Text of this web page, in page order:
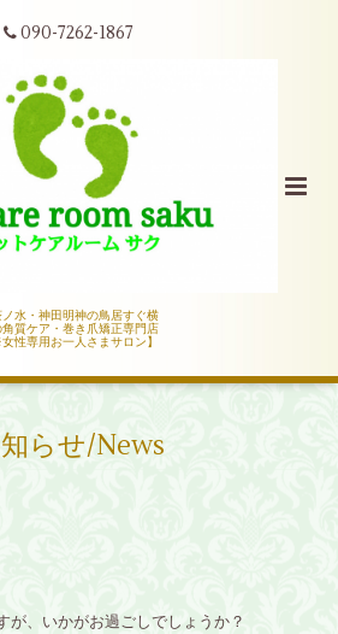
090-7262-1867
ノ水・神田明神の鳥居すぐ横
角質ケア・巻き爪矯正専門店
女性専用お一人さまサロン】
らせ/News
が、いかがお過ごしでしょうか？